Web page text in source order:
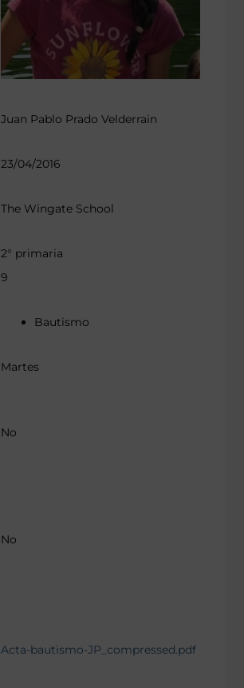
Juan Pablo Prado Velderrain
23/04/2016
The Wingate School
2° primaria
9
Bautismo
Martes
No
No
Acta-bautismo-JP_compressed.pdf